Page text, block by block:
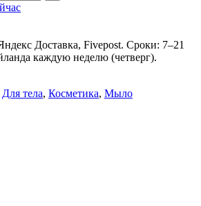
Доставка, Fivepost. Сроки: 7–21
каждую неделю (четверг).
Для тела, Косметика, Мыло